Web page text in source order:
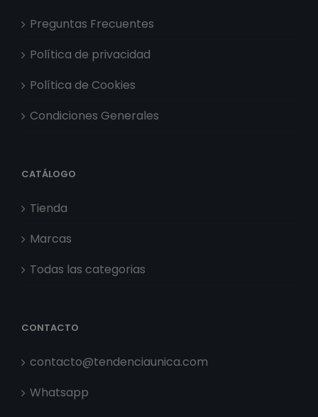
Preguntas Frecuentes
Política de privacidad
Política de Cookies
Condiciones Generales
CATÁLOGO
Tienda
Marcas
Todas las categorias
CONTACTO
contacto@tendenciaunica.com
Whatsapp